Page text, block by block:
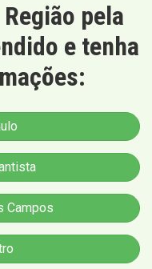
pela
e tenha
Campos